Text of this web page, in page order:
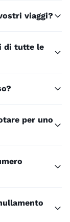
viaggi?
di tutte le
per uno